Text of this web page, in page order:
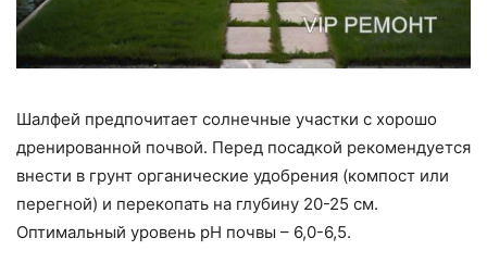
Шалфей предпочитает солнечные участки с хорошо
дренированной почвой. Перед посадкой рекомендуется
внести в грунт органические удобрения (компост или
перегной) и перекопать на глубину 20-25 см.
Оптимальный уровень pH почвы – 6,0-6,5.